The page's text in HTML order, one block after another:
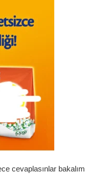
cevaplasınlar bakalım